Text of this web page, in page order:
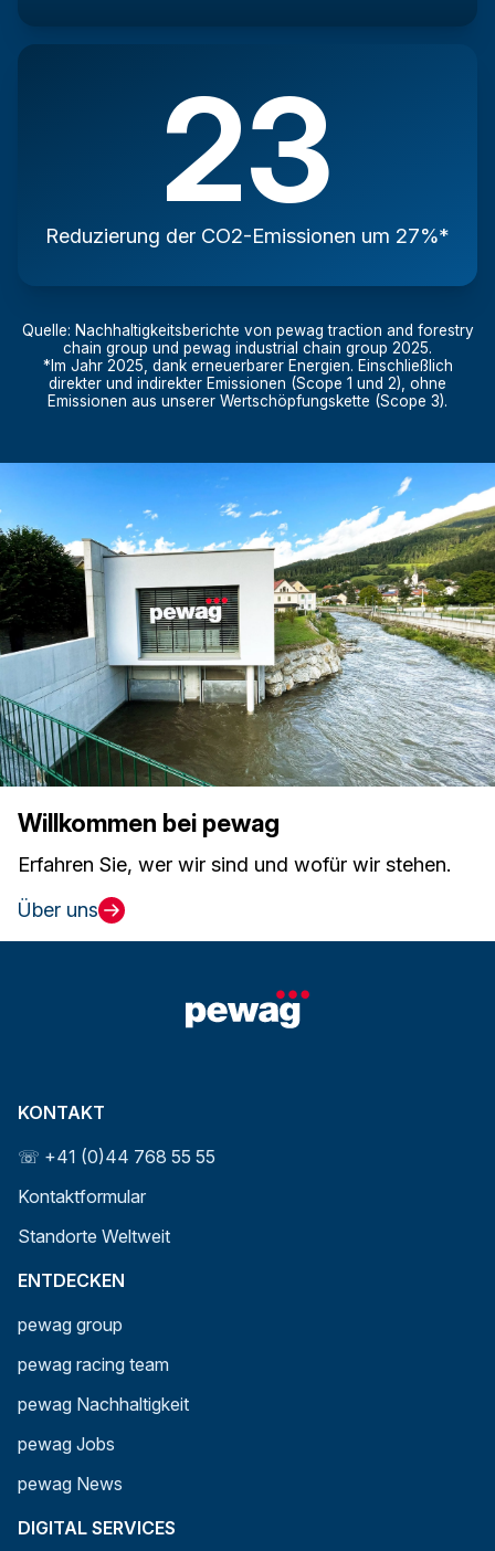
27
Reduzierung der CO2-Emissionen um 27%*
Quelle: Nachhaltigkeitsberichte von pewag traction and forestry
chain group und pewag industrial chain group 2025.
*Im Jahr 2025, dank erneuerbarer Energien. Einschließlich
direkter und indirekter Emissionen (Scope 1 und 2), ohne
Emissionen aus unserer Wertschöpfungskette (Scope 3).
Willkommen bei pewag
Erfahren Sie, wer wir sind und wofür wir stehen.
Über uns
KONTAKT
☏ +41 (0)44 768 55 55
Kontaktformular
Standorte Weltweit
ENTDECKEN
pewag group
pewag racing team
pewag Nachhaltigkeit
pewag Jobs
pewag News
DIGITAL SERVICES